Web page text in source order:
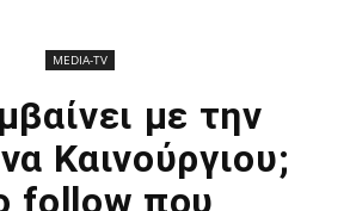
ΜEDIA-TV
με την
Καινούργιου;
follow που